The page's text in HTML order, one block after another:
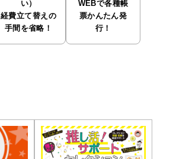
い）
経費立て替えの
手間を省略！
WEBで各種帳
票かんたん発
行！